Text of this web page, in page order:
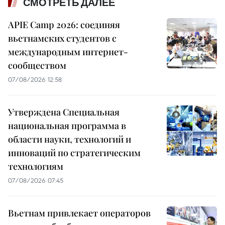
СМОТРЕТЬ ДАЛЕЕ
APIE Camp 2026: соединяя
вьетнамских студентов с
международным интернет-
сообществом
07/08/2026 12:58
Утверждена Специальная
национальная программа в
области науки, технологий и
инноваций по стратегическим
технологиям
07/08/2026 07:45
Вьетнам привлекает операторов